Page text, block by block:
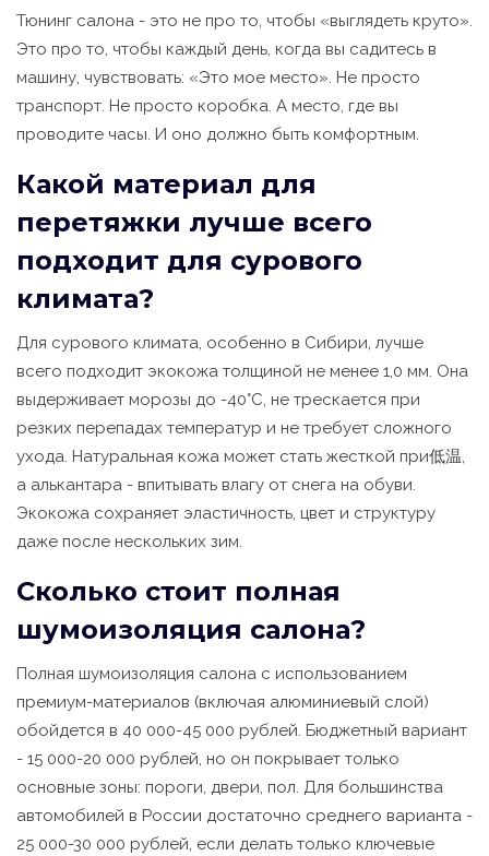
Тюнинг салона - это не про то, чтобы «выглядеть круто».
Это про то, чтобы каждый день, когда вы садитесь в
машину, чувствовать: «Это мое место». Не просто
транспорт. Не просто коробка. А место, где вы
проводите часы. И оно должно быть комфортным.
Какой материал для
перетяжки лучше всего
подходит для сурового
климата?
Для сурового климата, особенно в Сибири, лучше
всего подходит экокожа толщиной не менее 1,0 мм. Она
выдерживает морозы до -40°C, не трескается при
резких перепадах температур и не требует сложного
ухода. Натуральная кожа может стать жесткой при低温,
а алькантара - впитывать влагу от снега на обуви.
Экокожа сохраняет эластичность, цвет и структуру
даже после нескольких зим.
Сколько стоит полная
шумоизоляция салона?
Полная шумоизоляция салона с использованием
премиум-материалов (включая алюминиевый слой)
обойдется в 40 000-45 000 рублей. Бюджетный вариант
- 15 000-20 000 рублей, но он покрывает только
основные зоны: пороги, двери, пол. Для большинства
автомобилей в России достаточно среднего варианта -
25 000-30 000 рублей, если делать только ключевые